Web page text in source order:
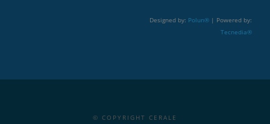
Designed by: Polun®| Powered by:
Tecnedia®
© COPYRIGHT CERALE